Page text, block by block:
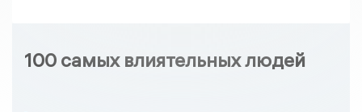
100 самых влиятельных людей